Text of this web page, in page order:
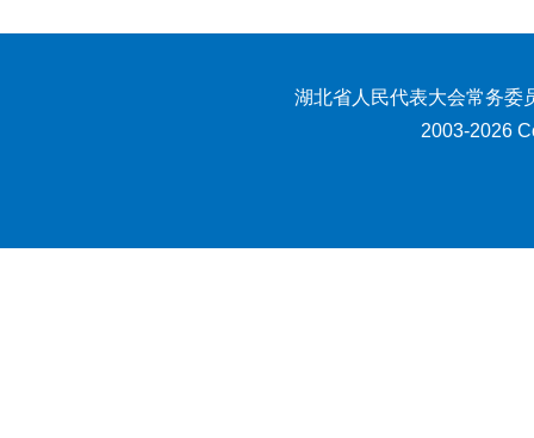
湖北省人民代表大会常务委
2003-2026